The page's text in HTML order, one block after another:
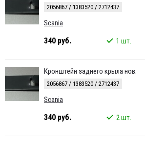
2056867 / 1383520 / 2712437
Scania
340 руб. 1 шт.
Кронштейн заднего крыла нов.
2056867 / 1383520 / 2712437
Scania
340 руб. 2 шт.